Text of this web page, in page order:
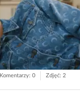
Komentarzy: 0 Zdjęć: 2